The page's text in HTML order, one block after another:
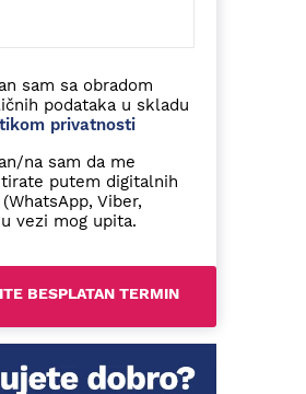
sam sa obradom
podataka u skladu
privatnosti
na sam da me
putem digitalnih
Viber,
vezi mog upita.